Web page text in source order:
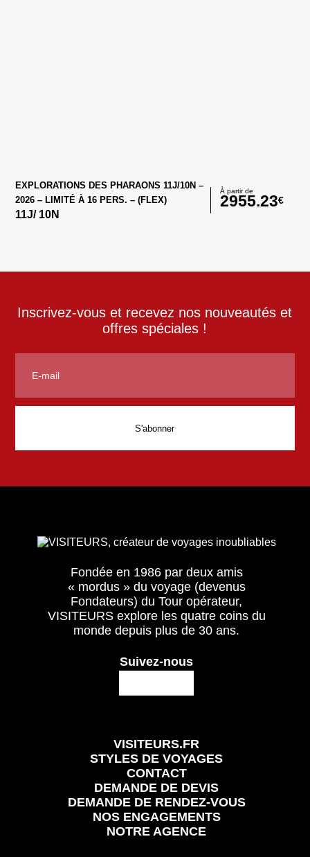
EXPLORATIONS DES PHARAONS 11J/10N –
2026 – LIMITÉ À 16 PERS. – (FLEX)
11J/ 10N
À partir de
2955.23€
Inscrivez-vous et recevez nos nouveautés et
offres spéciales !
Fondée en 1986 par deux amis
« mordus » du voyage (devenus
Fondateurs) du Tour opérateur,
VISITEURS explore les quatre coins du
monde depuis plus de 30 ans.
Suivez-nous
VISITEURS.FR
STYLES DE VOYAGES
CONTACT
DEMANDE DE DEVIS
DEMANDE DE RENDEZ-VOUS
NOS ENGAGEMENTS
NOTRE AGENCE